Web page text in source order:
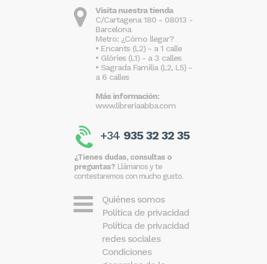
Visita nuestra tienda
C/Cartagena 180 - 08013 -
Barcelona
Metro: ¿Cómo llegar?
• Encants (L2) - a 1 calle
• Glòries (L1) - a 3 calles
• Sagrada Familia (L2, L5) -
a 6 calles
Más información:
www.libreriaabba.com
+34 935 32 32 35
¿Tienes dudas, consultas o
preguntas? Llámanos y te
contestaremos con mucho gusto.
Quiénes somos
Política de privacidad
Política de privacidad
redes sociales
Condiciones